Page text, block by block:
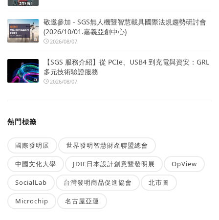
敬邀參加 - SGS無人機暨智慧載具國際法規趨勢研討會
(2026/10/01.嘉義亞創中心)
2026/08/07
【SGS 服務介紹】從 PCIe、USB4 到充電與資安：GRL
多元技術驗證服務
2026/08/07
熱門標籤
國際發明展 世界發明智慧財產聯盟總會
中國文化大學 JDIE日本設計創意暨發明展 OpView
SocialLab 台灣發明商品促進協會 北市圖
Microchip 名古屋亞運